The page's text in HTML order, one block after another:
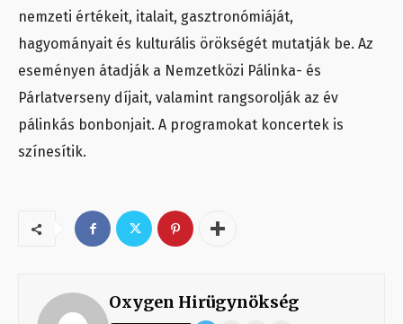
nemzeti értékeit, italait, gasztronómiáját,
hagyományait és kulturális örökségét mutatják be. Az
eseményen átadják a Nemzetközi Pálinka- és
Párlatverseny díjait, valamint rangsorolják az év
pálinkás bonbonjait. A programokat koncertek is
színesítik.
Oxygen Hirügynökség